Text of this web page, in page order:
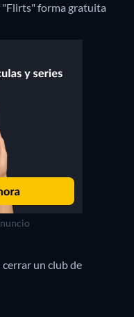
"Flirts" forma gratuita
un club de